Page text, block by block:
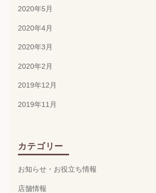
2020年5月
2020年4月
2020年3月
2020年2月
2019年12月
2019年11月
カテゴリー
お知らせ・お役立ち情報
店舗情報